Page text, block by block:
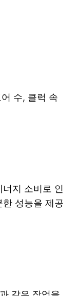
수, 클럭 속
지 소비로 인
성능을 제공